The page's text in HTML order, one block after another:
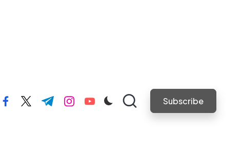
facebook.com
twitter.com
t.me instagram.com
youtube.com Subscribe